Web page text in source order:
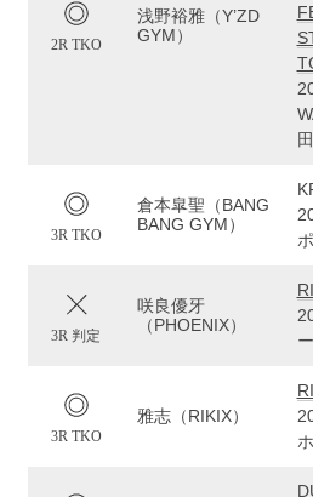
2R TKO
浅野裕雅（Y’ZD
GYM）
3R TKO
倉本皐聖（BANG
BANG GYM）
3R 判定
咲良優牙
（PHOENIX）
3R TKO
雅志（RIKIX）